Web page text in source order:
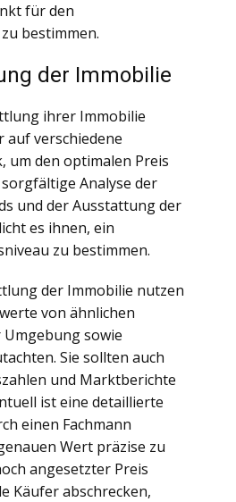
für den
bestimmen.
der Immobilie
ihrer Immobilie
verschiedene
um den optimalen Preis
Analyse der
und der Ausstattung der
es ihnen, ein
zu bestimmen.
der Immobilie nutzen
von ähnlichen
sowie
Sie sollten auch
und Marktberichte
ist eine detaillierte
einen Fachmann
Wert präzise zu
angesetzter Preis
Käufer abschrecken,